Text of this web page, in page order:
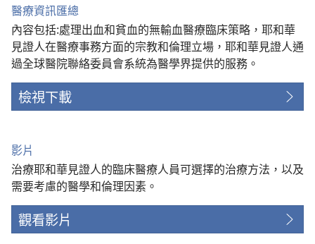
醫療資訊匯總
內容包括:處理出血和貧血的無輸血醫療臨床策略，耶和華
見證人在醫療事務方面的宗教和倫理立場，耶和華見證人通
過全球醫院聯絡委員會系統為醫學界提供的服務。
檢視下載
影片
治療耶和華見證人的臨床醫療人員可選擇的治療方法，以及
需要考慮的醫學和倫理因素。
觀看影片